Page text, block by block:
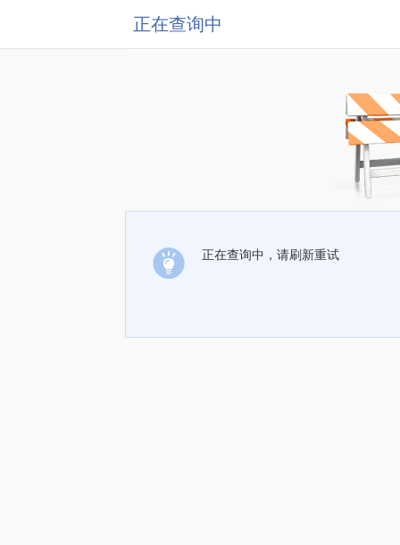
正在查询中
正在查询中，请刷新重试